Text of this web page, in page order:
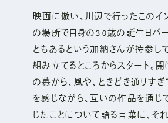
映画に倣い、川辺で行ったこのイ
の場所で自身の30歳の誕生日パ
ともあるという加納さんが持参し
組み立てるところからスタート。
の幕から、風や、ときどき通りす
を感じながら、互いの作品を通じ
じたことについて語る言葉に、そ